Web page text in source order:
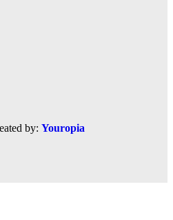
by: Youropia